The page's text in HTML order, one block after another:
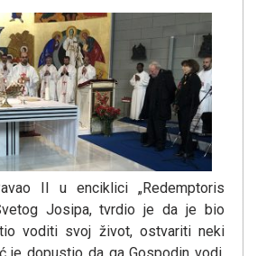
II u enciklici „Redemptoris
Josipa, tvrdio je da je bio
voditi svoj život, ostvariti neki